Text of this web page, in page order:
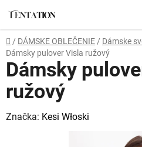
obsah
Domov
/ DÁMSKE OBLEČENIE / Dámske
Dámsky pulover Visla ružový
Dámsky
ružový
Značka: Kesi Włoski